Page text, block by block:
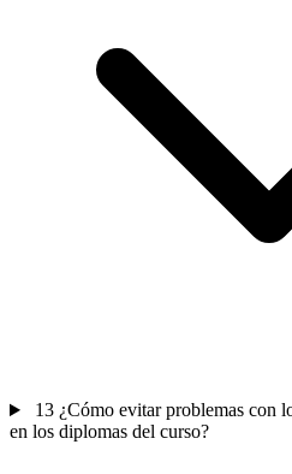
13 ¿Cómo evitar problemas con
en los diplomas del curso?